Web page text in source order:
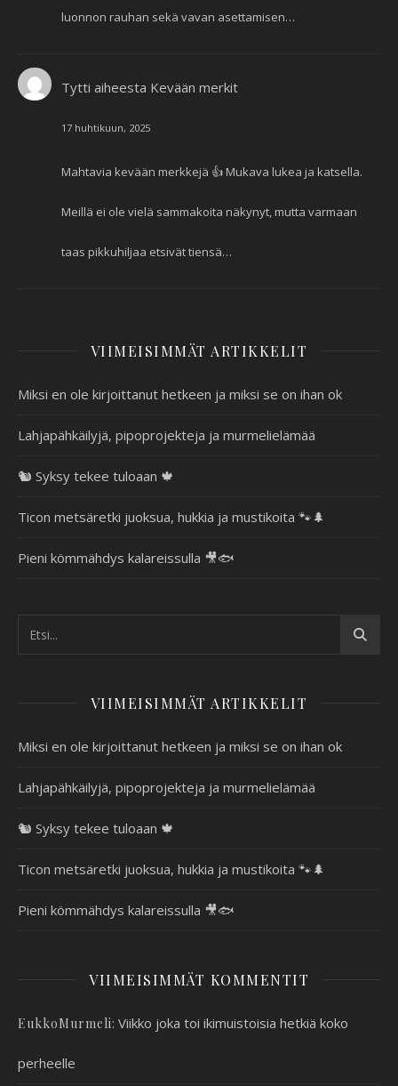
luonnon rauhan sekä vavan asettamisen…
Tytti aiheesta Kevään merkit
17 huhtikuun, 2025
Mahtavia kevään merkkejä 👍 Mukava lukea ja katsella.
Meillä ei ole vielä sammakoita näkynyt, mutta varmaan
taas pikkuhiljaa etsivät tiensä…
VIIMEISIMMÄT ARTIKKELIT
Miksi en ole kirjoittanut hetkeen ja miksi se on ihan ok
Lahjapähkäilyjä, pipoprojekteja ja murmelielämää
🐿️ Syksy tekee tuloaan 🍁
Ticon metsäretki juoksua, hukkia ja mustikoita 🐾🌲
Pieni kömmähdys kalareissulla 🎥🐟
VIIMEISIMMÄT ARTIKKELIT
Miksi en ole kirjoittanut hetkeen ja miksi se on ihan ok
Lahjapähkäilyjä, pipoprojekteja ja murmelielämää
🐿️ Syksy tekee tuloaan 🍁
Ticon metsäretki juoksua, hukkia ja mustikoita 🐾🌲
Pieni kömmähdys kalareissulla 🎥🐟
VIIMEISIMMÄT KOMMENTIT
EukkoMurmeli: Viikko joka toi ikimuistoisia hetkiä koko
perheelle